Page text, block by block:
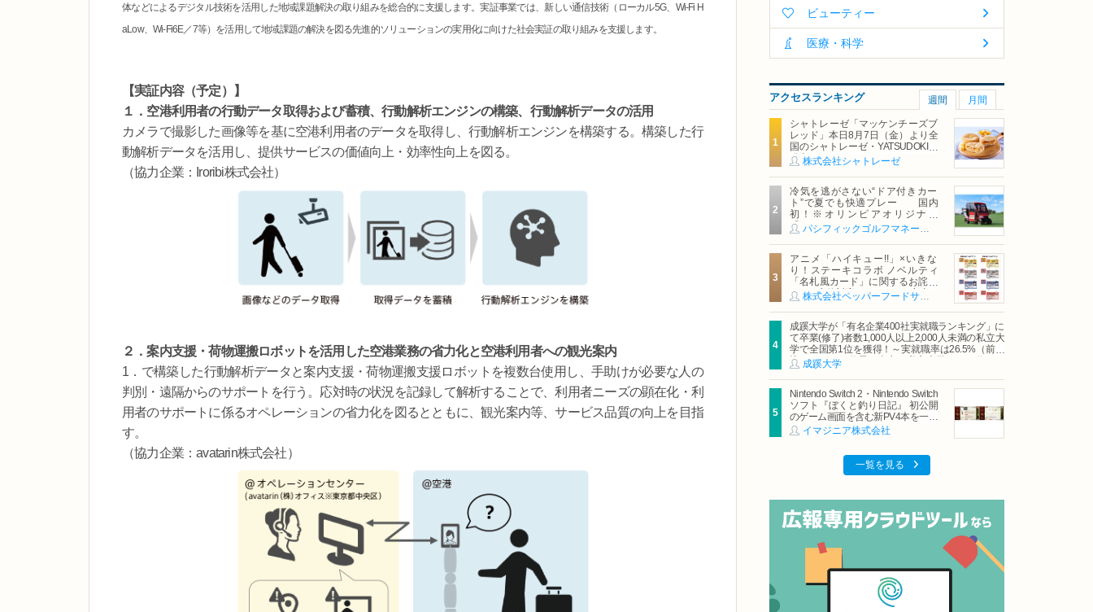
体などによるデジタル技術を活用した地域課題解決の取り組みを総合的に支援します。実証事業では、新しい通信技術（ローカル5G、Wi-Fi H
aLow、Wi-Fi6E／7等）を活用して地域課題の解決を図る先進的ソリューションの実用化に向けた社会実証の取り組みを支援します。
【実証内容（予定）】
１．空港利用者の行動データ取得および蓄積、行動解析エンジンの構築、行動解析データの活用
カメラで撮影した画像等を基に空港利用者のデータを取得し、行動解析エンジンを構築する。構築した行
動解析データを活用し、提供サービスの価値向上・効率性向上を図る。
（協力企業：Iroribi株式会社）
２．案内支援・荷物運搬ロボットを活用した空港業務の省力化と空港利用者への観光案内
1．で構築した行動解析データと案内支援・荷物運搬支援ロボットを複数台使用し、手助けが必要な人の
判別・遠隔からのサポートを行う。応対時の状況を記録して解析することで、利用者ニーズの顕在化・利
用者のサポートに係るオペレーションの省力化を図るとともに、観光案内等、サービス品質の向上を目指
す。
（協力企業：avatarin株式会社）
ビューティー
医療・科学
アクセスランキング 週間 月間
シャトレーゼ「マッケンチーズブ
レッド」本日8月7日（金）より全
国のシャトレーゼ・YATSUDOKIで
発売株式会社シャトレーゼ
冷気を逃がさない“ドア付きカー
ト”で夏でも快適プレー 国内
初！※オリンピアオリジナル
「AirCon Cart（エアコンカー
ト）」導入 | ＰＧＭ
アニメ「ハイキュー!!」×いきな
り！ステーキコラボ ノベルティ
「名札風カード」に関するお詫び
および交換対応についてのご案内
成蹊大学が「有名企業400社実就職ランキング」に
て卒業(修了)者数1,000人以上2,000人未満の私立大
学で全国第1位を獲得！～実就職率は26.5%（前年
比＋4.3pt）に伸長、東京の私立大学でも10位にラ
ンクイン～
成蹊大学
Nintendo Switch 2・Nintendo Switch
ソフト『ぼくと釣り日記』 初公開
のゲーム画面を含む新PV4本を一挙
公開！イマジニア株式会社
一覧を見る